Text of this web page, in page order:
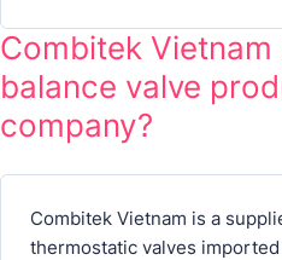
Combitek
balance valve
company?
Combitek Vietnam is a
thermostatic valves